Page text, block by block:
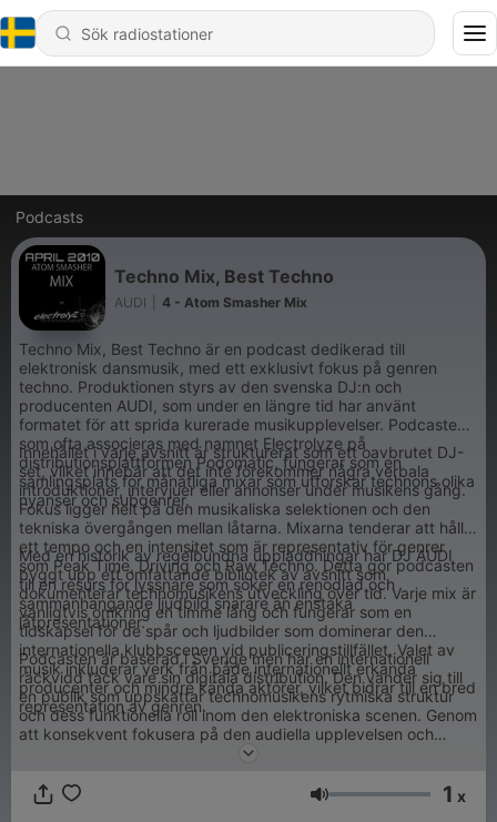
Podcasts
Techno Mix, Best Techno
AUDI 4 - Atom Smasher Mix
Techno Mix, Best Techno är en podcast dedikerad till
elektronisk dansmusik, med ett exklusivt fokus på genren
techno. Produktionen styrs av den svenska DJ:n och
producenten AUDI, som under en längre tid har använt
formatet för att sprida kurerade musikupplevelser. Podcasten,
som ofta associeras med namnet Electrolyze på
distributionsplattformen Podomatic, fungerar som en
samlingsplats för månatliga mixar som utforskar technons olika
nyanser och subgenrer.
Innehållet i varje avsnitt är strukturerat som ett oavbrutet DJ-
set, vilket innebär att det inte förekommer några verbala
introduktioner, intervjuer eller annonser under musikens gång.
Fokus ligger helt på den musikaliska selektionen och den
tekniska övergången mellan låtarna. Mixarna tenderar att hålla
ett tempo och en intensitet som är representativ för genrer
som Peak Time, Driving och Raw Techno. Detta gör podcasten
till en resurs för lyssnare som söker en renodlad och
sammanhängande ljudbild snarare än enstaka
låtpresentationer.
Med en historik av regelbundna uppladdningar har DJ AUDI
byggt upp ett omfattande bibliotek av avsnitt som
dokumenterar technomusikens utveckling över tid. Varje mix är
vanligtvis omkring en timme lång och fungerar som en
tidskapsel för de spår och ljudbilder som dominerar den
internationella klubbscenen vid publiceringstillfället. Valet av
musik inkluderar verk från både internationellt erkända
producenter och mindre kända aktörer, vilket bidrar till en bred
representation av genren.
Podcasten är baserad i Sverige men har en internationell
räckvidd tack vare sin digitala distribution. Den vänder sig till
en publik som uppskattar technomusikens rytmiska struktur
och dess funktionella roll inom den elektroniska scenen. Genom
att konsekvent fokusera på den audiella upplevelsen och
undvika avbrott, bibehåller Techno Mix, Best Techno en profil
podcastformat.
Volym 1 x